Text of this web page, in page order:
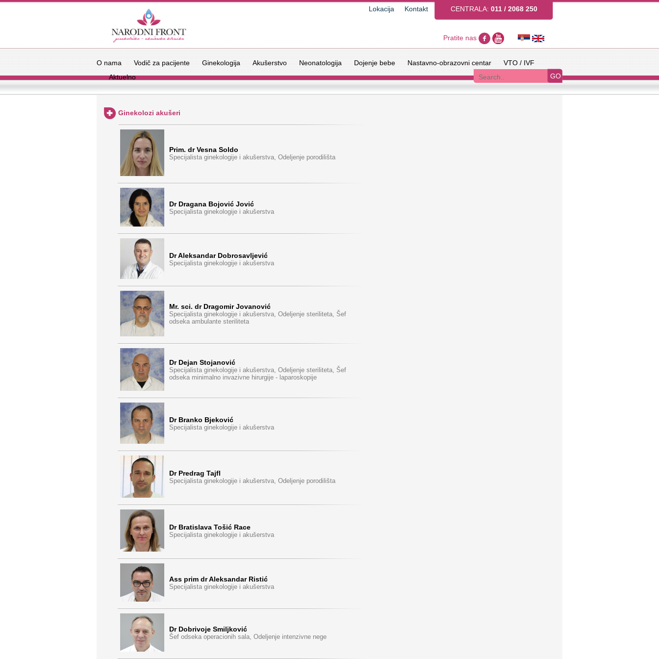
Lokacija Kontakt CENTRALA: 011 / 2068 250
Pratite nas
O nama Vodič za pacijente Ginekologija Akušerstvo Neonatologija Dojenje bebe Nastavno-obrazovni centar
VTO / IVF
Aktuelno
Ginekolozi akušeri
Prim. dr Vesna Soldo
Specijalista ginekologije i akušerstva, Odeljenje porodilišta
Dr Dragana Bojović Jović
Specijalista ginekologije i akušerstva
Dr Aleksandar Dobrosavljević
Specijalista ginekologije i akušerstva
Mr. sci. dr Dragomir Jovanović
Specijalista ginekologije i akušerstva, Odeljenje steriliteta, Šef
odseka ambulante steriliteta
Dr Dejan Stojanović
Specijalista ginekologije i akušerstva, Odeljenje steriliteta, Šef
odseka minimalno invazivne hirurgije - laparoskopije
Dr Branko Bjeković
Specijalista ginekologije i akušerstva
Dr Predrag Tajfl
Specijalista ginekologije i akušerstva, Odeljenje porodilišta
Dr Bratislava Tošić Race
Specijalista ginekologije i akušerstva
Ass prim dr Aleksandar Ristić
Specijalista ginekologije i akušerstva
Dr Dobrivoje Smiljković
Šef odseka operacionih sala, Odeljenje intenzivne nege